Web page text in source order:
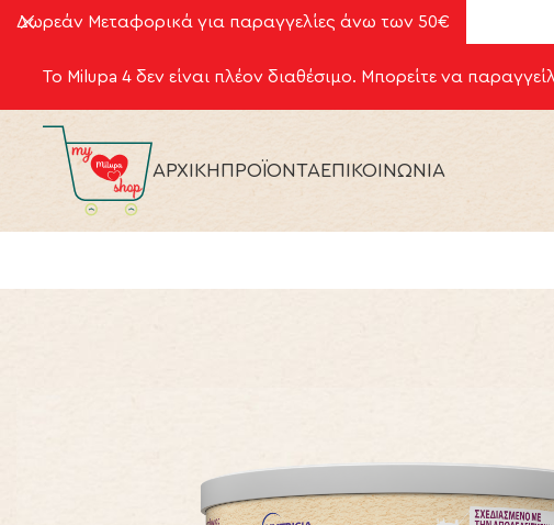
Το Milupa 4 δεν είναι πλέον διαθέσιμο. Μπορείτε να
ΑΡΧΙΚΗΠΡΟΪΟΝΤΑΕΠΙΚΟΙΝΩΝΙΑ
Δωρεάν Μεταφορικά για παραγγελίες άνω των 50€